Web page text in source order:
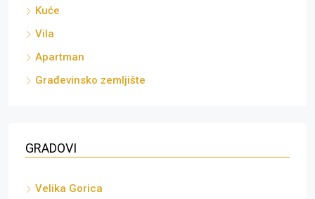
Kuće
Vila
Apartman
Građevinsko zemljište
GRADOVI
Velika Gorica